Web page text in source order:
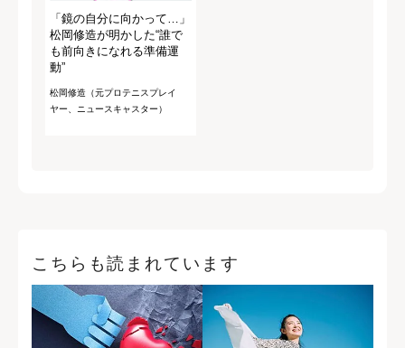
「鏡の自分に向かって…」
松岡修造が明かした“誰で
も前向きになれる準備運
動”
松岡修造（元プロテニスプレイ
ヤー、ニュースキャスター）
こちらも読まれています